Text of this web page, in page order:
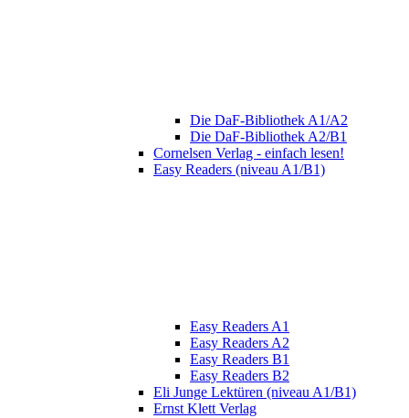
Die DaF-Bibliothek A1/A2
Die DaF-Bibliothek A2/B1
Cornelsen Verlag - einfach lesen!
Easy Readers (niveau A1/B1)
Easy Readers A1
Easy Readers A2
Easy Readers B1
Easy Readers B2
Eli Junge Lektüren (niveau A1/B1)
Ernst Klett Verlag